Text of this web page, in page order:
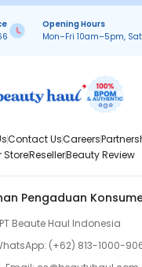
Opening Hours
Mon–Fri 10am–5pm,
Contact UsCareers
StoreResellerBeauty Review
Pengaduan
PT Beaute Haul Indonesia
(+62) 813-1000-